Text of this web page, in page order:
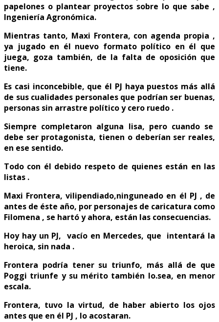
papelones o plantear proyectos sobre lo que sabe ,
Ingeniería Agronómica.
Mientras tanto, Maxi Frontera, con agenda propia ,
ya jugado en él nuevo formato político en él que
juega, goza también, de la falta de oposición que
tiene.
Es casi inconcebible, que él PJ haya puestos más allá
de sus cualidades personales que podrían ser buenas,
personas sin arrastre político y cero ruedo .
Siempre completaron alguna lisa, pero cuando se
debe ser protagonista, tienen o deberían ser reales,
en ese sentido.
Todo con él debido respeto de quienes están en las
listas .
Maxi Frontera, vilipendiado,ninguneado en él PJ , de
antes de éste año, por personajes de caricatura como
Filomena , se hartó y ahora, están las consecuencias.
Hoy hay un PJ, vacío en Mercedes, que intentará la
heroica, sin nada .
Frontera podría tener su triunfo, más allá de que
Poggi triunfe y su mérito también lo.sea, en menor
escala.
Frontera, tuvo la virtud, de haber abierto los ojos
antes que en él PJ , lo acostaran.